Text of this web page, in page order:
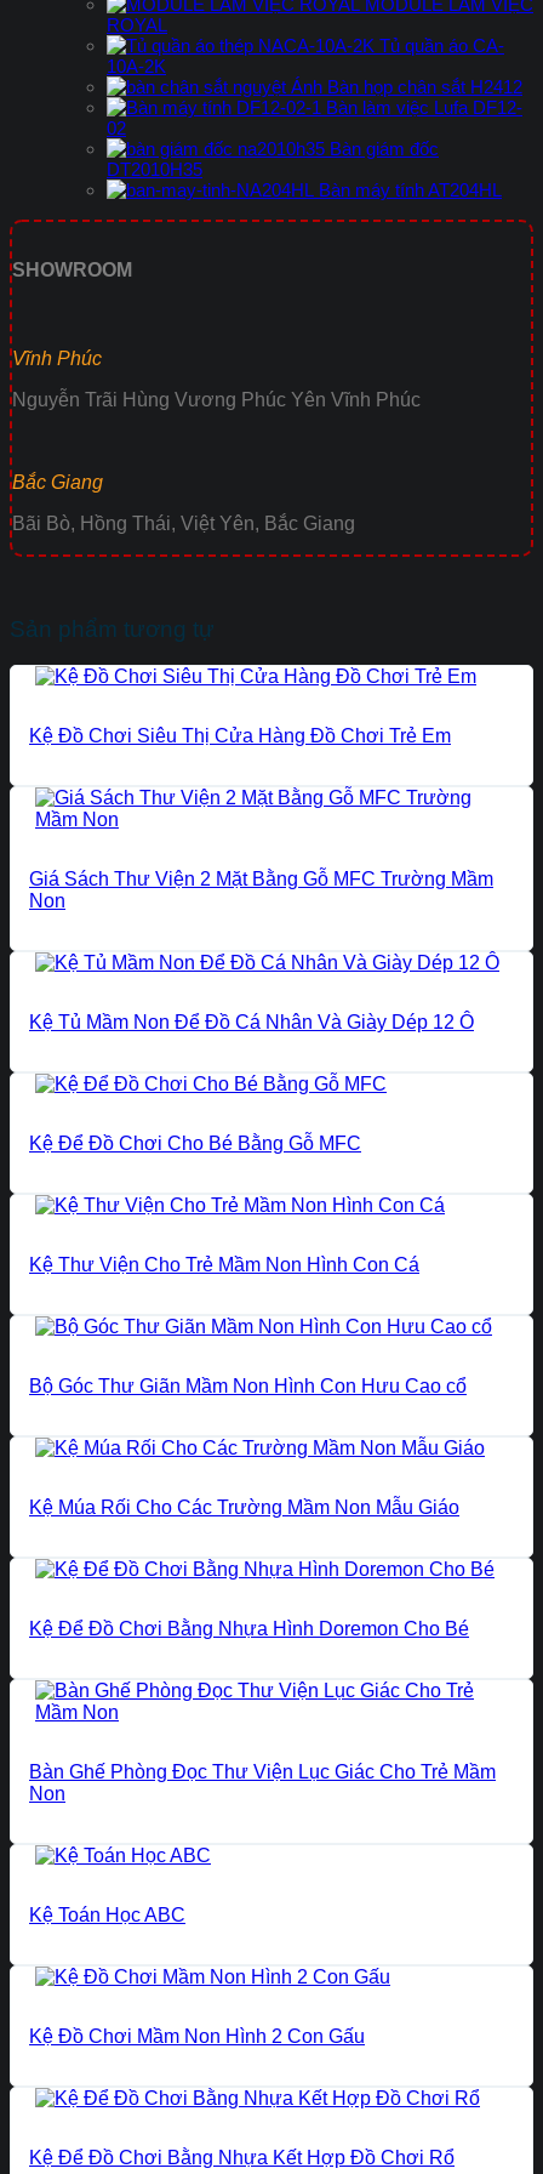
ROYAL
Tủ quần áo CA-
10A-2K
Bàn họp chân sắt H2412
Bàn làm việc Lufa DF12-
02
Bàn giám đốc
DT2010H35
Bàn máy tính AT204HL
SHOWROOM
Vĩnh Phúc
Nguyễn Trãi Hùng Vương Phúc Yên Vĩnh Phúc
Bắc Giang
Bãi Bò, Hồng Thái, Việt Yên, Bắc Giang
Sản phẩm tương tự
Kệ Đồ Chơi Siêu Thị Cửa Hàng Đồ Chơi Trẻ Em
Giá Sách Thư Viện 2 Mặt Bằng Gỗ MFC Trường Mầm
Non
Kệ Tủ Mầm Non Để Đồ Cá Nhân Và Giày Dép 12 Ô
Kệ Để Đồ Chơi Cho Bé Bằng Gỗ MFC
Kệ Thư Viện Cho Trẻ Mầm Non Hình Con Cá
Bộ Góc Thư Giãn Mầm Non Hình Con Hưu Cao cổ
Kệ Múa Rối Cho Các Trường Mầm Non Mẫu Giáo
Kệ Để Đồ Chơi Bằng Nhựa Hình Doremon Cho Bé
Bàn Ghế Phòng Đọc Thư Viện Lục Giác Cho Trẻ Mầm
Non
Kệ Toán Học ABC
Kệ Đồ Chơi Mầm Non Hình 2 Con Gấu
Kệ Để Đồ Chơi Bằng Nhựa Kết Hợp Đồ Chơi Rổ